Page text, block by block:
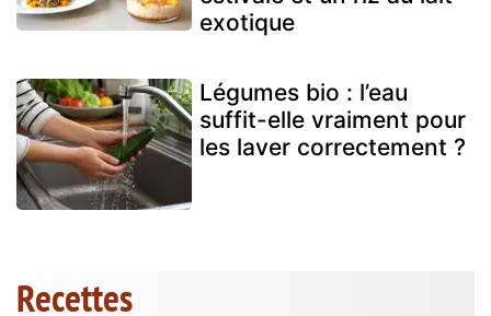
exotique
Légumes bio : l’eau
suffit-elle vraiment pour
les laver correctement ?
Recettes